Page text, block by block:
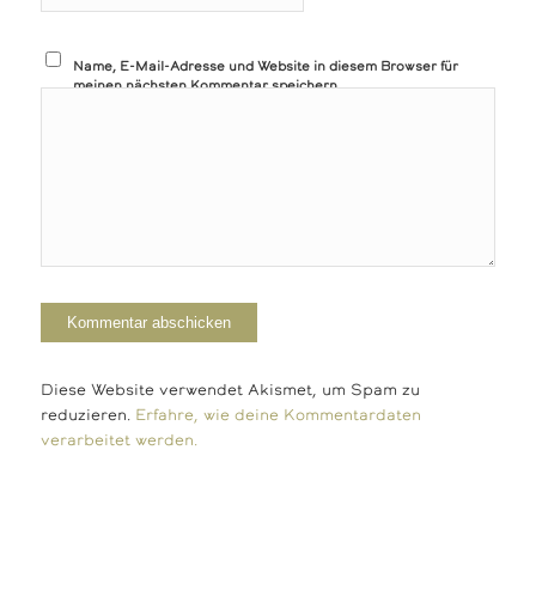
Name, E-Mail-Adresse und Website in diesem Browser für
meinen nächsten Kommentar speichern.
Diese Website verwendet Akismet, um Spam zu
reduzieren. Erfahre, wie deine Kommentardaten
verarbeitet werden.